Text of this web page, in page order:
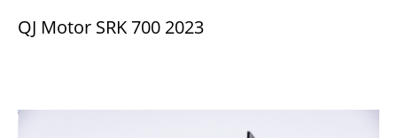
QJ Motor SRK 700 2023